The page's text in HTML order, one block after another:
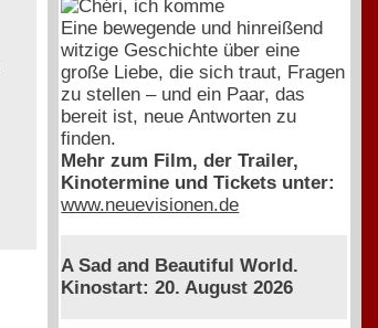
Eine bewegende und hinreißend
witzige Geschichte über eine
große Liebe, die sich traut, Fragen
zu stellen – und ein Paar, das
bereit ist, neue Antworten zu
finden.
Mehr zum Film, der Trailer,
Kinotermine und Tickets unter:
www.neuevisionen.de
A Sad and Beautiful World.
Kinostart: 20. August 2026